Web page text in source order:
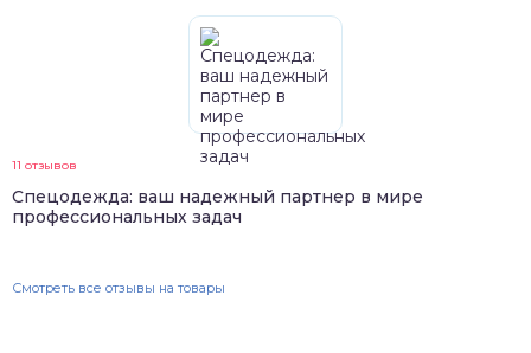
11 отзывов
Спецодежда: ваш надежный партнер в мире
профессиональных задач
Смотреть все отзывы на товары